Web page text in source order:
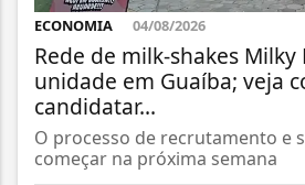
ECONOMIA 04/08/2026
Rede de milk-shakes
unidade em Guaíba; veja
candidatar...
O processo de recrutamento e
começar na próxima semana